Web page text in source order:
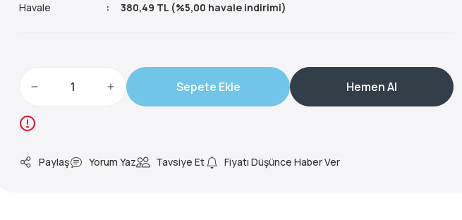
Havale
380,49 TL (%5,00 havale indirimi)
Sepete Ekle Hemen Al
Paylaş Yorum Yaz Tavsiye Et Fiyatı Düşünce Haber Ver